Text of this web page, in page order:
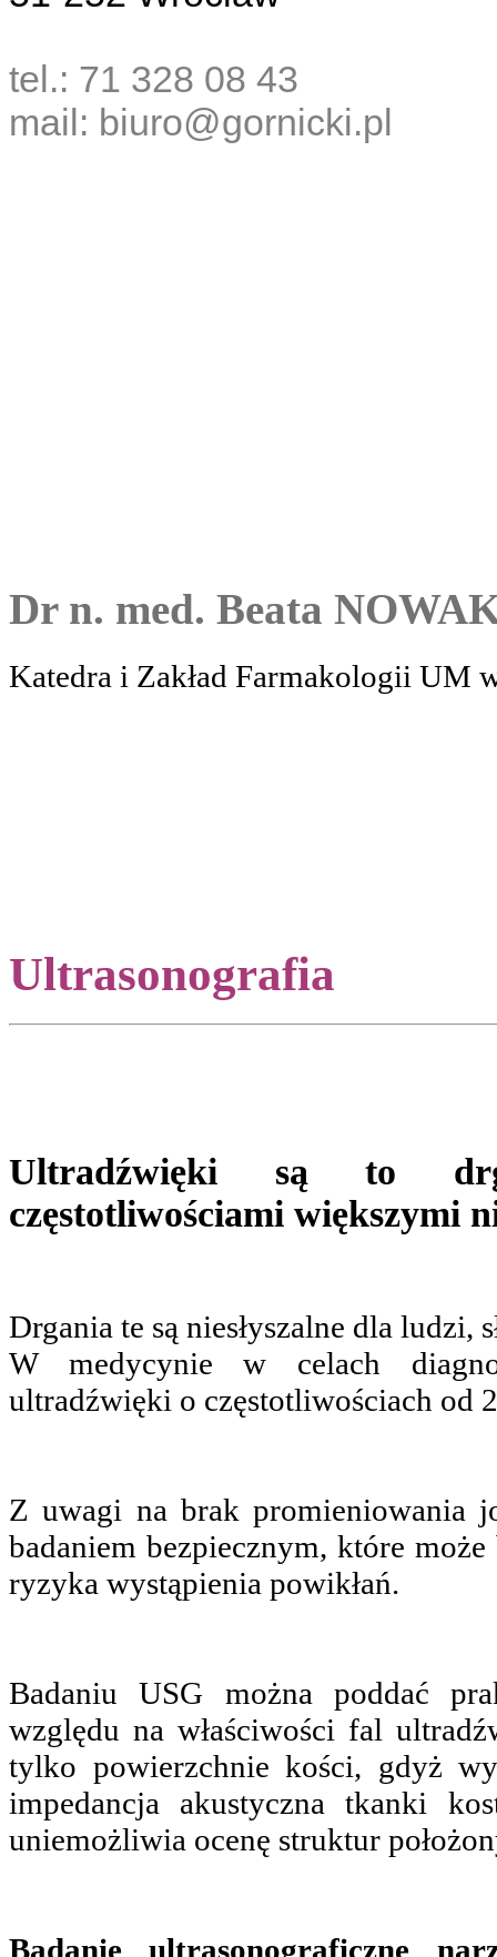
tel.: 71 328 08 43
mail: biuro@gornicki.pl
Dr n. med. Beata
Katedra i Zakład Farmakologii UM
Ultrasonografia
Ultradźwięki są to
częstotliwościami większymi
Drgania te są niesłyszalne dla ludzi,
W medycynie w celach
ultradźwięki o częstotliwościach od
Z uwagi na brak promieniowania
badaniem bezpiecznym, które
ryzyka wystąpienia powikłań.
Badaniu USG można poddać
względu na właściwości fal
tylko powierzchnie kości, gdyż
impedancja akustyczna tkanki
uniemożliwia ocenę struktur
Badanie ultrasonograficzne